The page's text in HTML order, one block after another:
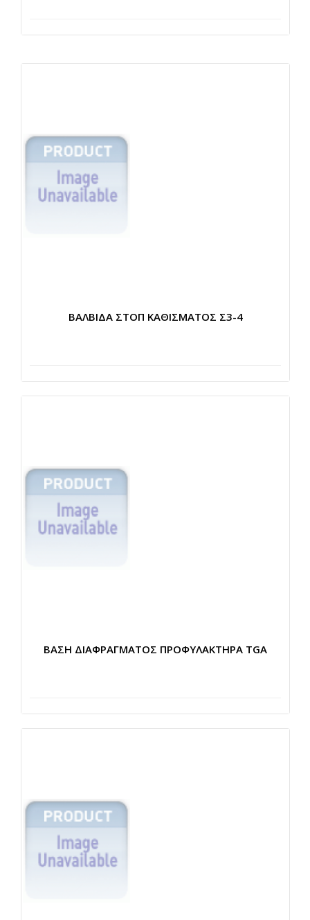
ΒΑΛΒΙΔΑ ΣΤΟΠ ΚΑΘΙΣΜΑΤΟΣ Σ3-4
ΒΑΣΗ ΔΙΑΦΡΑΓΜΑΤΟΣ ΠΡΟΦΥΛΑΚΤΗΡΑ TGA